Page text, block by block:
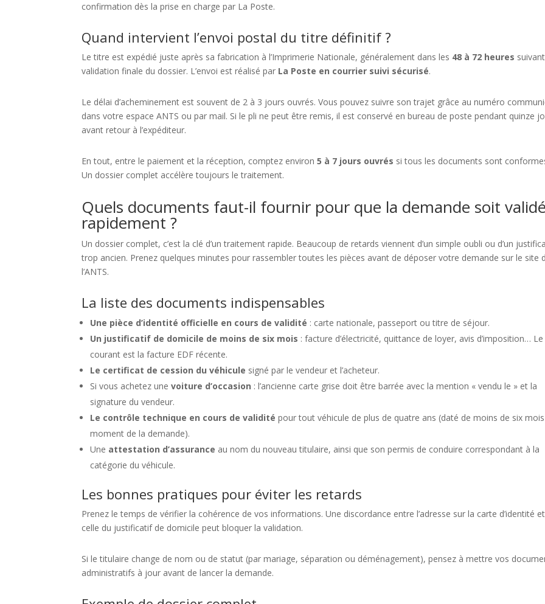
confirmation dès la prise en charge par La Poste.
Quand intervient l’envoi postal du titre définitif ?
Le titre est expédié juste après sa fabrication à l’Imprimerie Nationale, généralement dans les 48 à 72 heures
validation finale du dossier. L’envoi est réalisé par La Poste en courrier suivi sécurisé.
Le délai d’acheminement est souvent de 2 à 3 jours ouvrés. Vous pouvez suivre son trajet grâce au numéro
dans votre espace ANTS ou par mail. Si le pli ne peut être remis, il est conservé en bureau de poste pendant quinze
avant retour à l’expéditeur.
En tout, entre le paiement et la réception, comptez environ5 à 7 jours ouvrés si tous les documents sont
Un dossier complet accélère toujours le traitement.
Quels documents faut-il fournir pour que la demande soit
rapidement ?
Un dossier complet, c’est la clé d’un traitement rapide. Beaucoup de retards viennent d’un simple oubli ou d’un
trop ancien. Prenez quelques minutes pour rassembler toutes les pièces avant de déposer votre demande sur le site
l’ANTS.
La liste des documents indispensables
Une pièce d’identité officielle en cours de validité : carte nationale, passeport ou titre de séjour.
Un justificatif de domicile de moins de six mois : facture d’électricité, quittance de loyer, avis d’imposition… Le
courant est la facture EDF récente.
Le certificat de cession du véhicule signé par le vendeur et l’acheteur.
Si vous achetez unevoiture d’occasion : l’ancienne carte grise doit être barrée avec la mention « vendu le » et la
signature du vendeur.
Le contrôle technique en cours de validité pour tout véhicule de plus de quatre ans (daté de moins de six
moment de la demande).
Une attestation d’assurance au nom du nouveau titulaire, ainsi que son permis de conduire correspondant à la
catégorie du véhicule.
Les bonnes pratiques pour éviter les retards
Prenez le temps de vérifier la cohérence de vos informations. Une discordance entre l’adresse sur la carte d’identité et
celle du justificatif de domicile peut bloquer la validation.
Si le titulaire change de nom ou de statut (par mariage, séparation ou déménagement), pensez à mettre vos
administratifs à jour avant de lancer la demande.